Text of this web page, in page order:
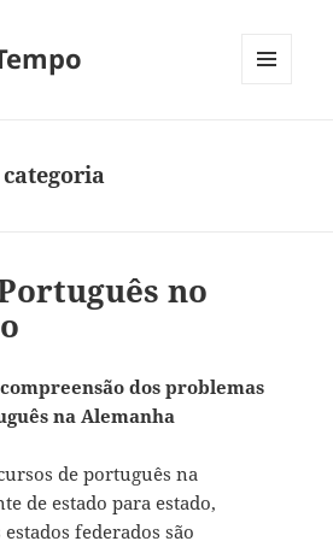
categoria
no
dos problemas
na Alemanha
de português na
de estado para estado,
federados são